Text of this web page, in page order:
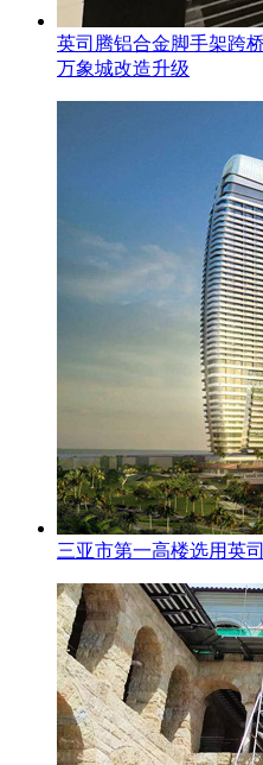
英司腾铝合金脚手架跨
万象城改造升级
三亚市第一高楼选用英